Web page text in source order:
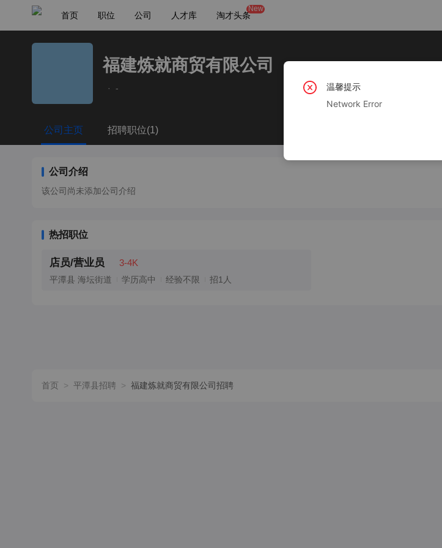
首页 职位 公司 人才库 淘才头条
New
福建炼就商贸有限公司
· -
公司主页 招聘职位(1)
公司介绍
该公司尚未添加公司介绍
热招职位
店员/营业员 3-4K
平潭县 海坛街道 学历高中 经验不限 招1人
首页 > 平潭县招聘 > 福建炼就商贸有限公司招聘
温馨提示
Network Error